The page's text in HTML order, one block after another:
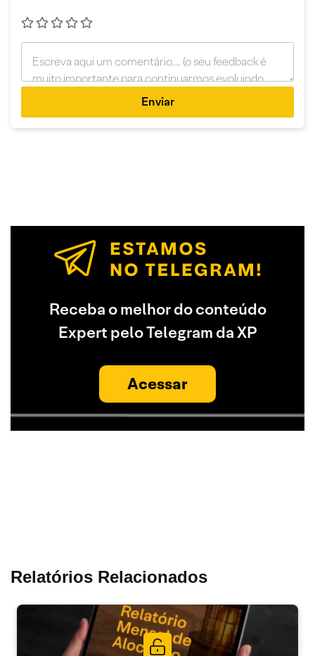
Enviar
Receba o melhor do conteúdo
Expert pelo Telegram da XP
Acessar
Relatórios Relacionados